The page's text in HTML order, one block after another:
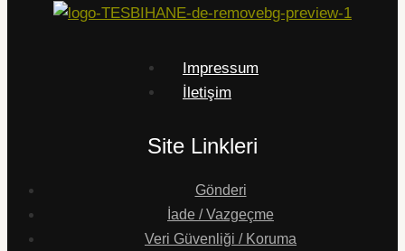
Impressum
İletişim
Site Linkleri
Gönderi
İade / Vazgeçme
Veri Güvenliği / Koruma